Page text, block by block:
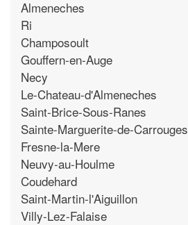
Almeneches
Ri
Champosoult
Gouffern-en-Auge
Necy
Le-Chateau-d'Almeneches
Saint-Brice-Sous-Ranes
Sainte-Marguerite-de-Carrouges
Fresne-la-Mere
Neuvy-au-Houlme
Coudehard
Saint-Martin-l'Aiguillon
Villy-Lez-Falaise